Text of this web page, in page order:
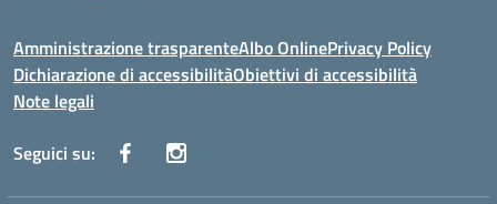
Amministrazione trasparenteAlbo OnlinePrivacy Policy
Dichiarazione di accessibilitàObiettivi di accessibilità
Note legali
Seguici su: